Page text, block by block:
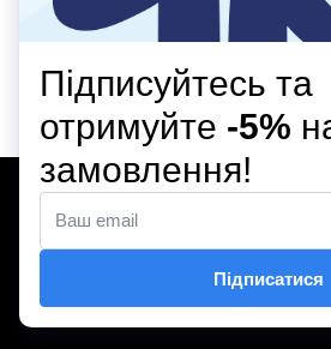
ВІДЕООГЛЯД